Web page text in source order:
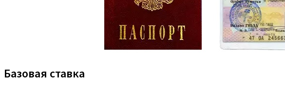
Базовая ставка